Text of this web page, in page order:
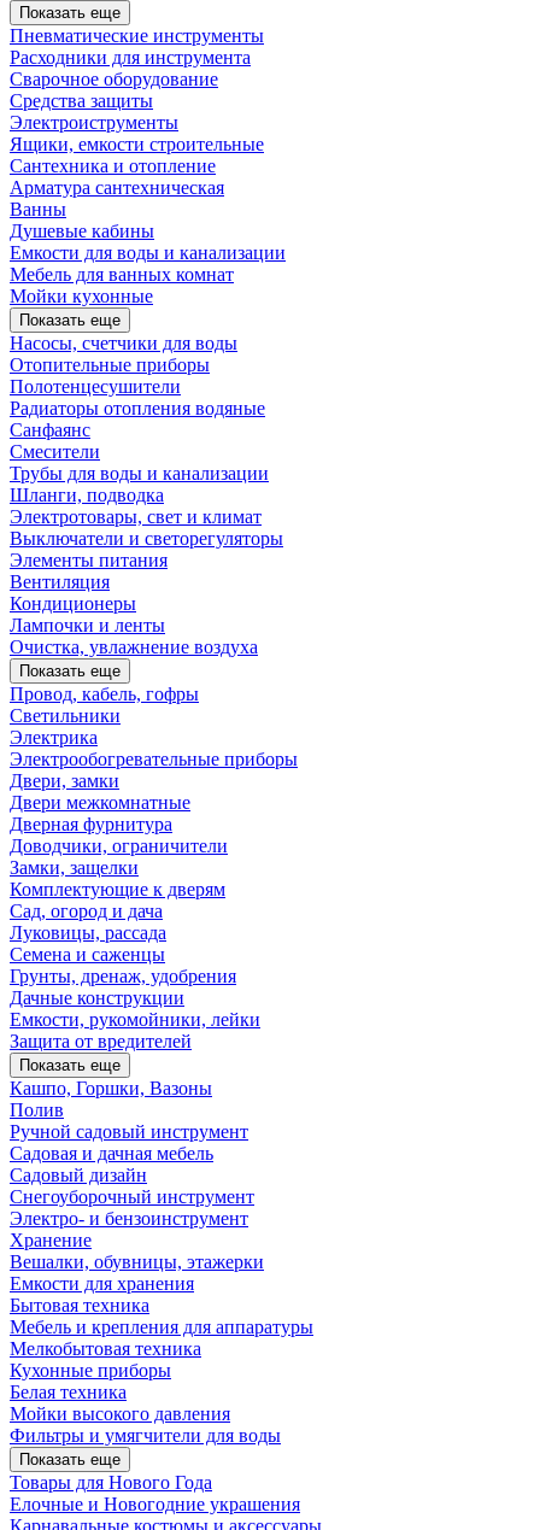
Показать еще
Пневматические инструменты
Расходники для инструмента
Сварочное оборудование
Средства защиты
Электроиструменты
Ящики, емкости строительные
Сантехника и отопление
Арматура сантехническая
Ванны
Душевые кабины
Емкости для воды и канализации
Мебель для ванных комнат
Мойки кухонные
Показать еще
Насосы, счетчики для воды
Отопительные приборы
Полотенцесушители
Радиаторы отопления водяные
Санфаянс
Смесители
Трубы для воды и канализации
Шланги, подводка
Электротовары, свет и климат
Выключатели и светорегуляторы
Элементы питания
Вентиляция
Кондиционеры
Лампочки и ленты
Очистка, увлажнение воздуха
Показать еще
Провод, кабель, гофры
Светильники
Электрика
Электрообогревательные приборы
Двери, замки
Двери межкомнатные
Дверная фурнитура
Доводчики, ограничители
Замки, защелки
Комплектующие к дверям
Сад, огород и дача
Луковицы, рассада
Семена и саженцы
Грунты, дренаж, удобрения
Дачные конструкции
Емкости, рукомойники, лейки
Защита от вредителей
Показать еще
Кашпо, Горшки, Вазоны
Полив
Ручной садовый инструмент
Садовая и дачная мебель
Садовый дизайн
Снегоуборочный инструмент
Электро- и бензоинструмент
Хранение
Вешалки, обувницы, этажерки
Емкости для хранения
Бытовая техника
Мебель и крепления для аппаратуры
Мелкобытовая техника
Кухонные приборы
Белая техника
Мойки высокого давления
Фильтры и умягчители для воды
Показать еще
Товары для Нового Года
Елочные и Новогодние украшения
Карнавальные костюмы и аксессуары